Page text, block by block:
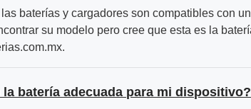
baterías y cargadores son compatibles con
su modelo pero cree que esta es la
batería adecuada para mi dispositivo?